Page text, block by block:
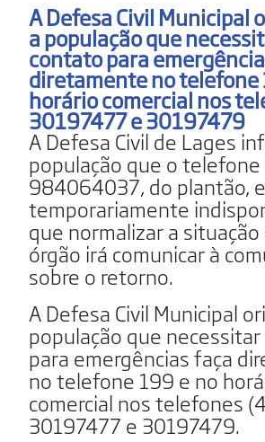
A Defesa Civil Municipal
a população que
contato para
diretamente no telefone
horário comercial nos
30197477 e 30197479
A Defesa Civil de Lages
população que o
984064037, do plantão,
temporariamente
que normalizar a
órgão irá comunicar à
sobre o retorno.
A Defesa Civil Municipal
população que
para emergências faça
no telefone 199 e no
comercial nos telefones
30197477 e 30197479.